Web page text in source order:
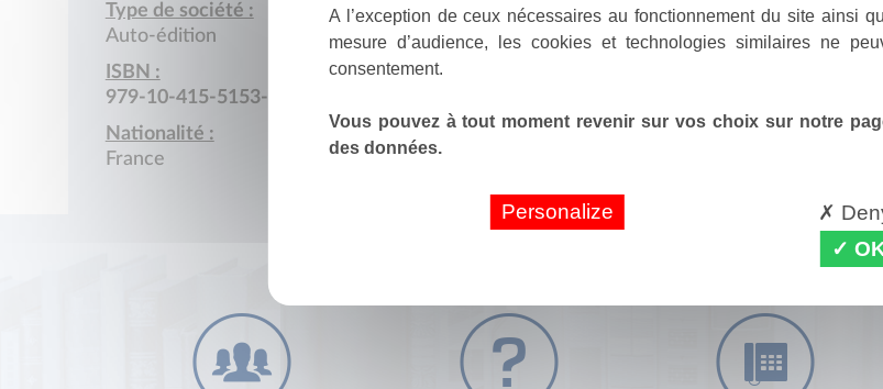
Type de société :
Auto-édition
ISBN :
979-10-415-5153-8
Nationalité :
France
A l’exception de ceux nécessaires au fonctionnement du site ainsi
mesure d’audience, les cookies et technologies similaires ne
consentement.
Vous pouvez à tout moment revenir sur vos choix sur notre
des données.
Personalize